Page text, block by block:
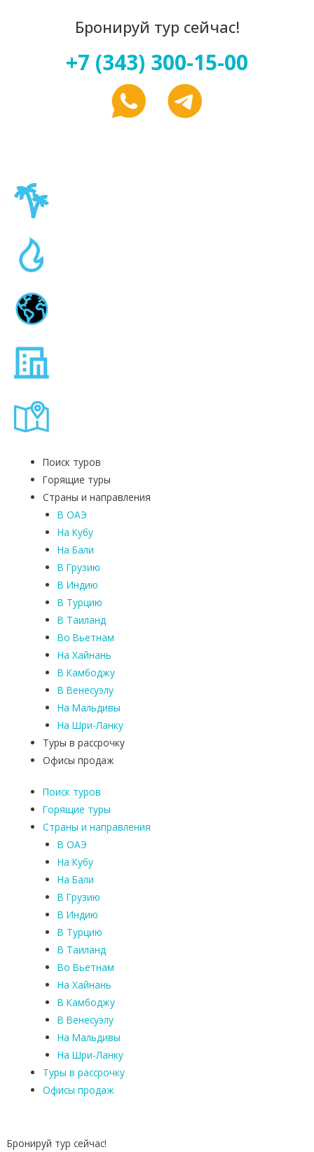
Бронируй тур сейчас!
+7 (343) 300-15-00
Поиск туров
Горящие туры
Страны и направления
В ОАЭ
На Кубу
На Бали
В Грузию
В Индию
В Турцию
В Таиланд
Во Вьетнам
На Хайнань
В Камбоджу
В Венесуэлу
На Мальдивы
На Шри-Ланку
Туры в рассрочку
Офисы продаж
Поиск туров
Горящие туры
Страны и направления
В ОАЭ
На Кубу
На Бали
В Грузию
В Индию
В Турцию
В Таиланд
Во Вьетнам
На Хайнань
В Камбоджу
В Венесуэлу
На Мальдивы
На Шри-Ланку
Туры в рассрочку
Офисы продаж
Бронируй тур сейчас!